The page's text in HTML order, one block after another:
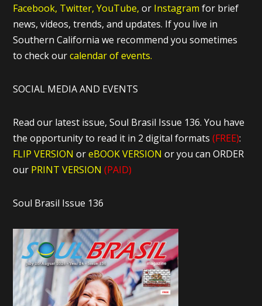
Facebook, Twitter, YouTube, or Instagram for brief
news, videos, trends, and updates. If you live in
Southern California we recommend you sometimes
to check ourcalendar of events.
SOCIAL MEDIA AND EVENTS
Read our latest issue, Soul Brasil Issue 136. You have
the opportunity to read it in 2 digital formats(FREE):
FLIP VERSION oreBOOK VERSIONor you can ORDER
our PRINT VERSION (PAID)
Soul Brasil Issue 136